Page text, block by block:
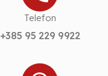
Telefon
+385 95 229 9922